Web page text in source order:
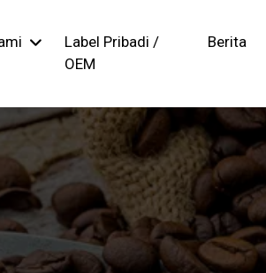
Label Pribadi /
OEM
Berita